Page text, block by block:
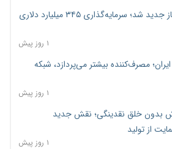
جنگ کریدورها وارد فاز جدید شد؛ سرمایه‌گذاری ۳۴۵ میلیارد دلاری
۱ روز پیش
مصرف‌کننده بیشتر می‌پردازد، شبکه
۱ روز پیش
بدون خلق نقدینگی؛ نقش جدید
از تولید
۱ روز پیش